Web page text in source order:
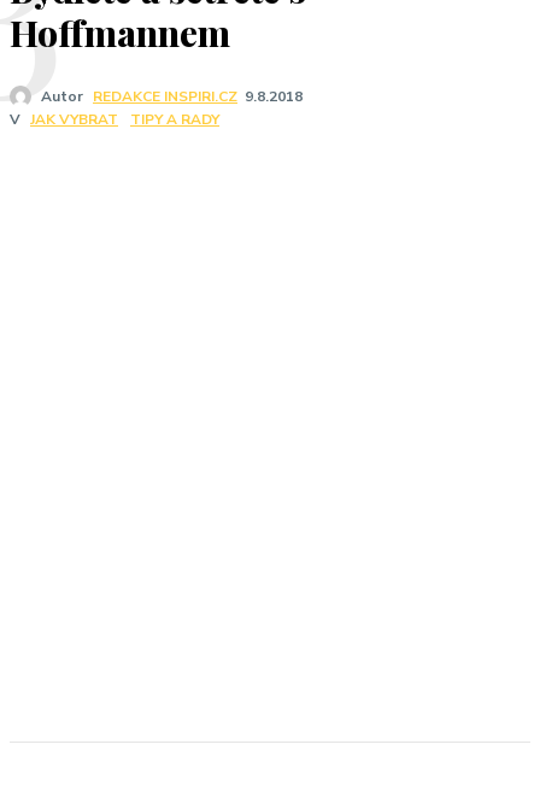
Hoffmannem
Autor REDAKCE INSPIRI.CZ 9.8.2018
V JAK VYBRAT TIPY A RADY